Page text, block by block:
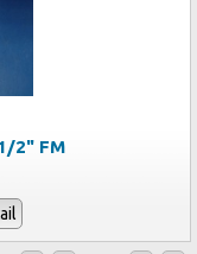
2" FM